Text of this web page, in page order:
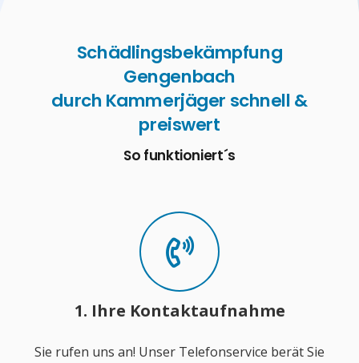
Schädlingsbekämpfung
Gengenbach
durch Kammerjäger schnell &
preiswert
So funktioniert´s
1. Ihre Kontaktaufnahme
Sie rufen uns an! Unser Telefonservice berät Sie